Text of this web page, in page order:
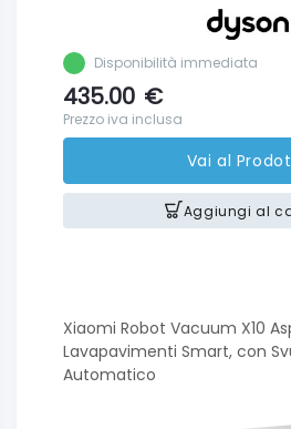
Disponibilità immediata
435.00 €
Prezzo iva inclusa
Vai al
Aggiungi al
Xiaomi Robot Vacuum X10
Lavapavimenti Smart, con
Automatico